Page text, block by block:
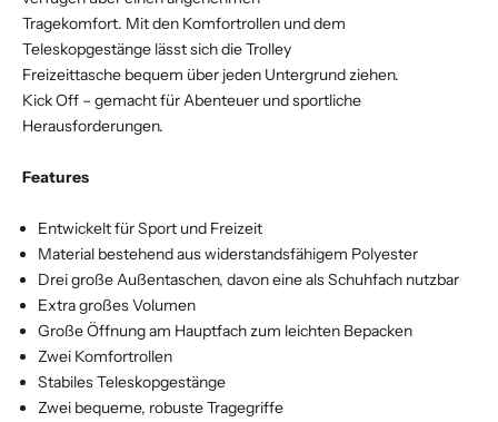
Tragekomfort. Mit den Komfortrollen und dem
Teleskopgestänge lässt sich die Trolley
Freizeittasche bequem über jeden Untergrund ziehen.
Kick Off – gemacht für Abenteuer und sportliche
Herausforderungen.
Features
Entwickelt für Sport und Freizeit
Material bestehend aus widerstandsfähigem Polyester
Drei große Außentaschen, davon eine als Schuhfach nutzbar
Extra großes Volumen
Große Öffnung am Hauptfach zum leichten Bepacken
Zwei Komfortrollen
Stabiles Teleskopgestänge
Zwei bequeme, robuste Tragegriffe